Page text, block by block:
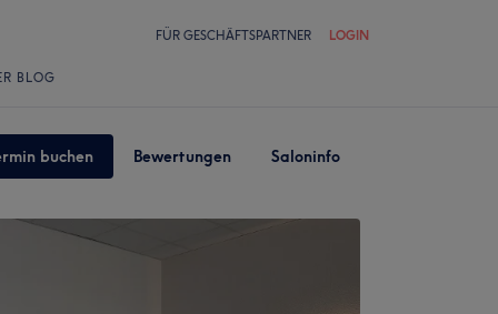
FÜR GESCHÄFTSPARTNER LOGIN
BLOG
buchen Bewertungen Saloninfo